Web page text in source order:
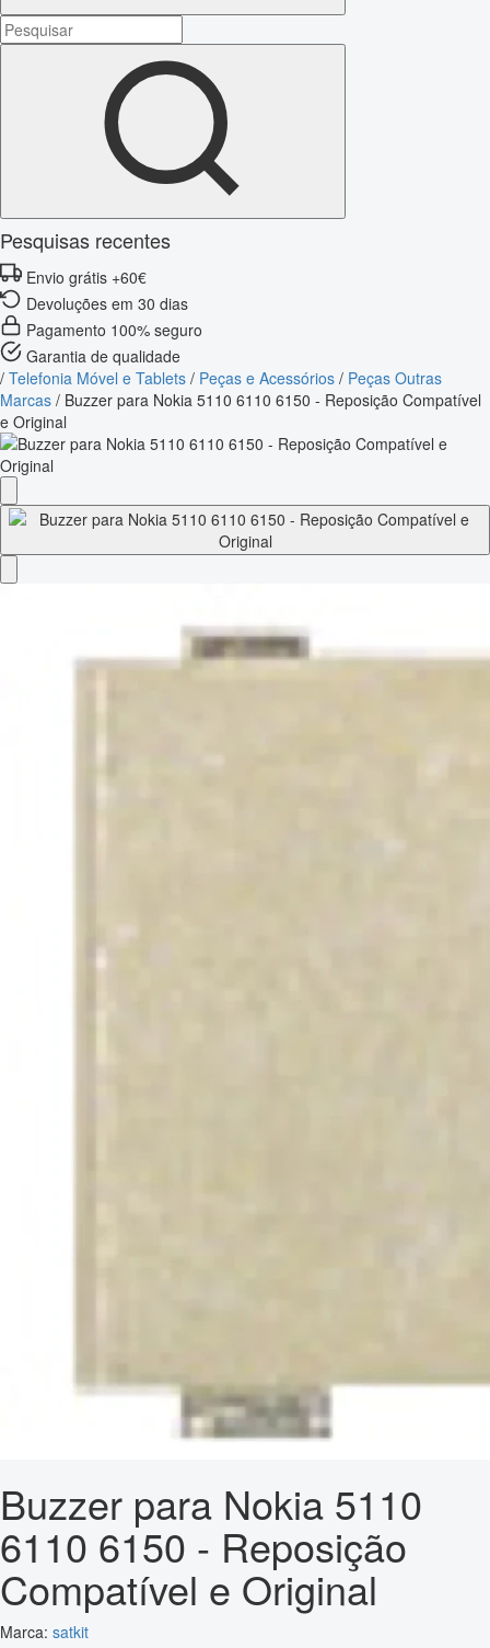
Pesquisas recentes
Envio grátis +60€
Devoluções em 30 dias
Pagamento 100% seguro
Garantia de qualidade
/ Telefonia Móvel e Tablets / Peças e Acessórios / Peças Outras
Marcas / Buzzer para Nokia 5110 6110 6150 - Reposição Compatível
e Original
Buzzer para Nokia 5110
6110 6150 - Reposição
Compatível e Original
Marca: satkit